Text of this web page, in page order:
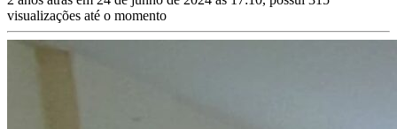
visualizações até o momento